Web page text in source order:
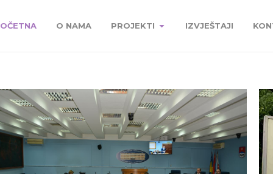
O NAMA PROJEKTI IZVJEŠTAJI